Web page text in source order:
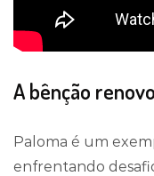
A bênção
Paloma é um
enfrentando